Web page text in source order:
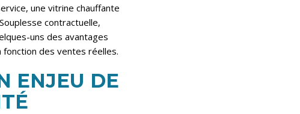
une vitrine chauffante
contractuelle,
uns des avantages
des ventes réelles.
ENJEU DE